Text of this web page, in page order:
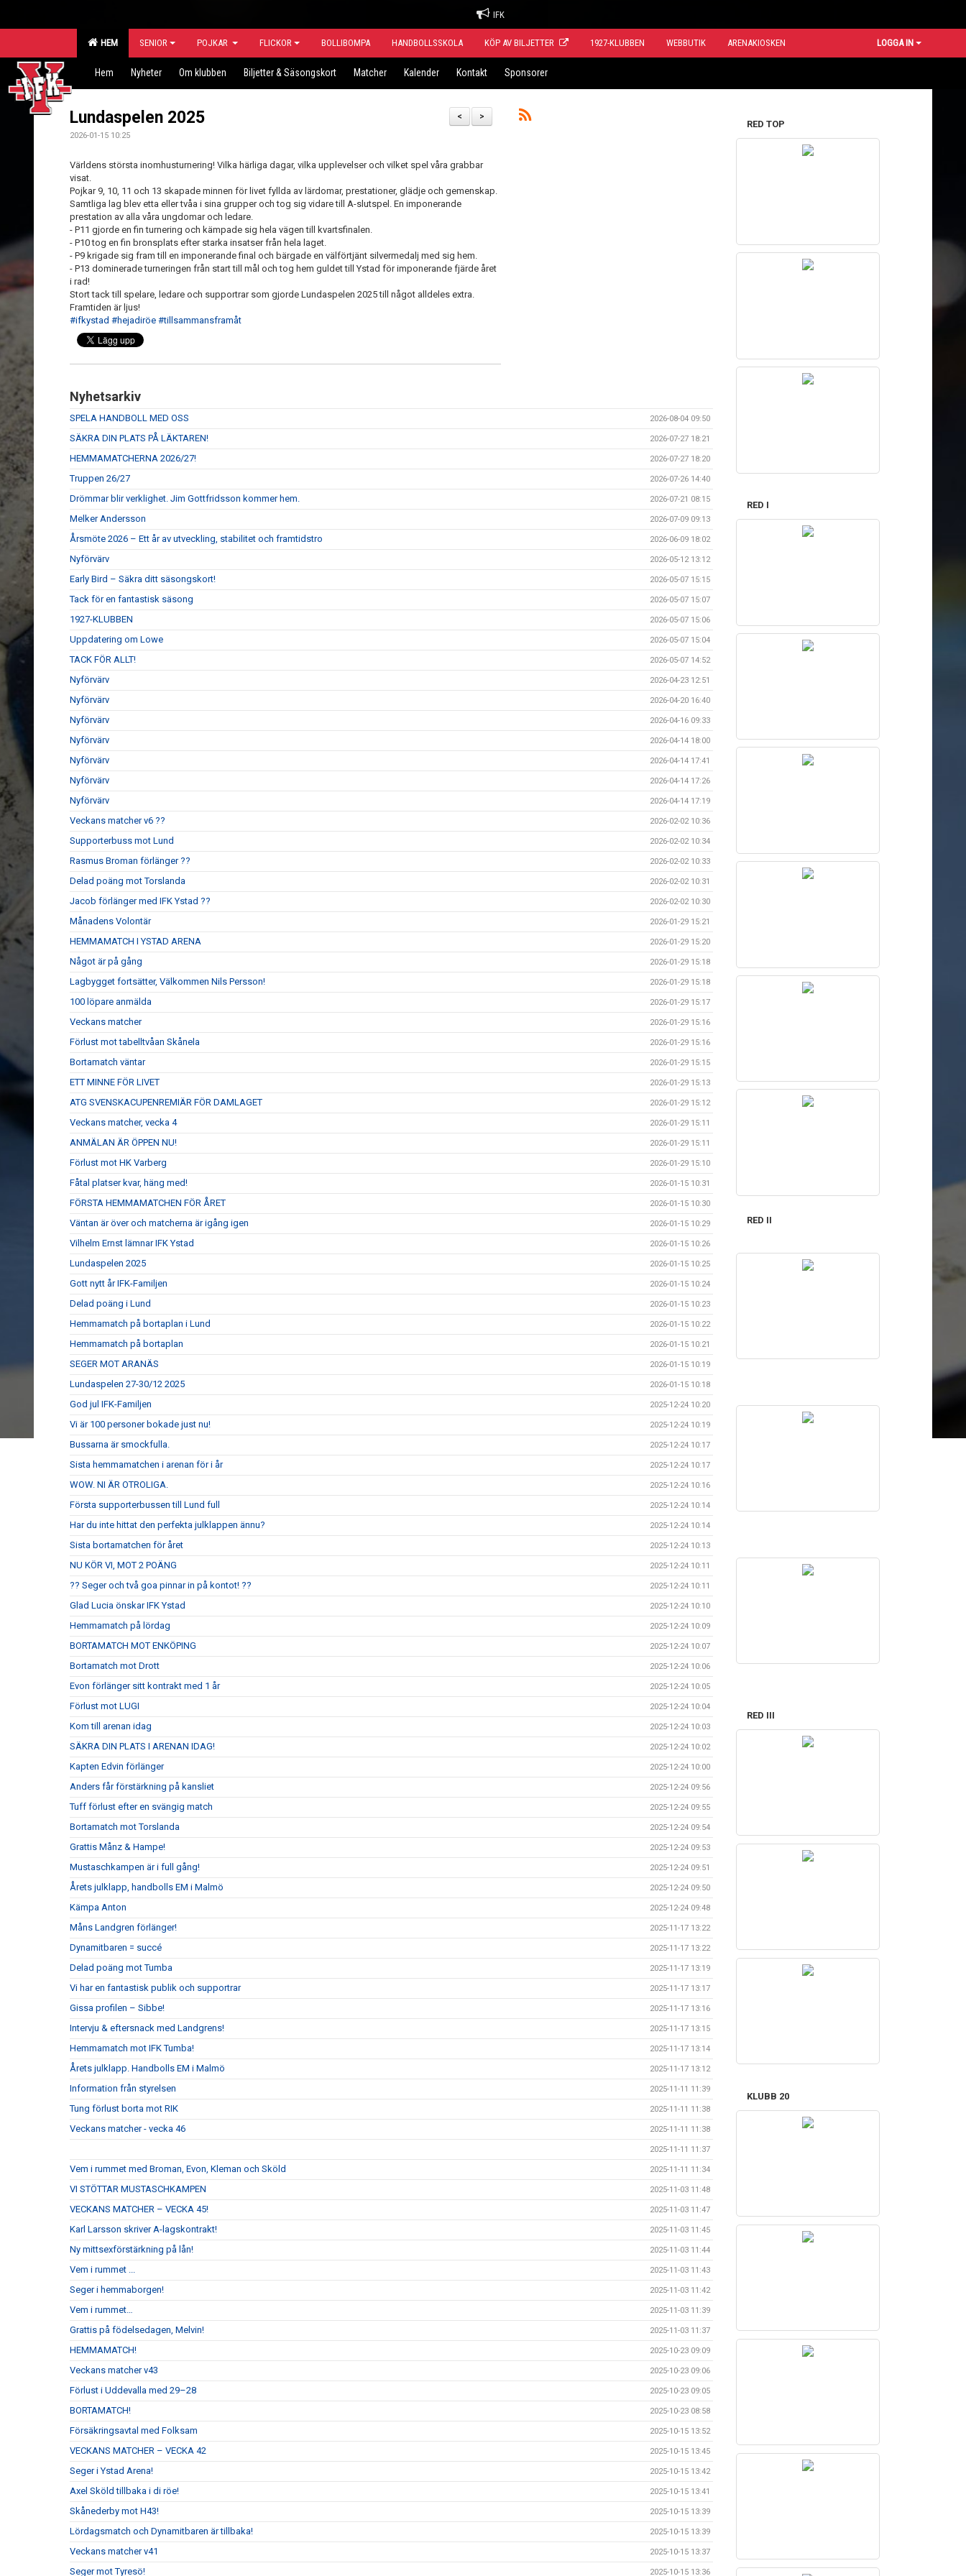
IFK
HEM SENIOR POJKAR FLICKOR BOLLIBOMPA HANDBOLLSSKOLA KÖP AV BILJETTER 1927-KLUBBEN WEBBUTIK ARENAKIOSKEN LOGGA IN
Hem Nyheter Om klubben Biljetter & Säsongskort Matcher Kalender Kontakt Sponsorer
>
<
Lundaspelen 2025
2026-01-15 10:25
Världens största inomhusturnering! Vilka härliga dagar, vilka upplevelser och vilket spel våra grabbar
visat.
Pojkar 9, 10, 11 och 13 skapade minnen för livet fyllda av lärdomar, prestationer, glädje och gemenskap.
Samtliga lag blev etta eller tvåa i sina grupper och tog sig vidare till A-slutspel. En imponerande
prestation av alla våra ungdomar och ledare.
- P11 gjorde en fin turnering och kämpade sig hela vägen till kvartsfinalen.
- P10 tog en fin bronsplats efter starka insatser från hela laget.
- P9 krigade sig fram till en imponerande final och bärgade en välförtjänt silvermedalj med sig hem.
- P13 dominerade turneringen från start till mål och tog hem guldet till Ystad för imponerande fjärde året
i rad!
Stort tack till spelare, ledare och supportrar som gjorde Lundaspelen 2025 till något alldeles extra.
Framtiden är ljus!
#ifkystad #hejadiröe #tillsammansframåt
Nyhetsarkiv
SPELA HANDBOLL MED OSS 2026-08-04 09:50
SÄKRA DIN PLATS PÅ LÄKTAREN! 2026-07-27 18:21
HEMMAMATCHERNA 2026/27! 2026-07-27 18:20
Truppen 26/27 2026-07-26 14:40
Drömmar blir verklighet. Jim Gottfridsson kommer hem. 2026-07-21 08:15
Melker Andersson 2026-07-09 09:13
Årsmöte 2026 – Ett år av utveckling, stabilitet och framtidstro 2026-06-09 18:02
Nyförvärv 2026-05-12 13:12
Early Bird – Säkra ditt säsongskort! 2026-05-07 15:15
Tack för en fantastisk säsong 2026-05-07 15:07
1927-KLUBBEN 2026-05-07 15:06
Uppdatering om Lowe 2026-05-07 15:04
TACK FÖR ALLT! 2026-05-07 14:52
Nyförvärv 2026-04-23 12:51
Nyförvärv 2026-04-20 16:40
Nyförvärv 2026-04-16 09:33
Nyförvärv 2026-04-14 18:00
Nyförvärv 2026-04-14 17:41
Nyförvärv 2026-04-14 17:26
Nyförvärv 2026-04-14 17:19
Veckans matcher v6 ?? 2026-02-02 10:36
Supporterbuss mot Lund 2026-02-02 10:34
Rasmus Broman förlänger ?? 2026-02-02 10:33
Delad poäng mot Torslanda 2026-02-02 10:31
Jacob förlänger med IFK Ystad ?? 2026-02-02 10:30
Månadens Volontär 2026-01-29 15:21
HEMMAMATCH I YSTAD ARENA 2026-01-29 15:20
Något är på gång 2026-01-29 15:18
Lagbygget fortsätter, Välkommen Nils Persson! 2026-01-29 15:18
100 löpare anmälda 2026-01-29 15:17
Veckans matcher 2026-01-29 15:16
Förlust mot tabelltvåan Skånela 2026-01-29 15:16
Bortamatch väntar 2026-01-29 15:15
ETT MINNE FÖR LIVET 2026-01-29 15:13
ATG SVENSKACUPENREMIÄR FÖR DAMLAGET 2026-01-29 15:12
Veckans matcher, vecka 4 2026-01-29 15:11
ANMÄLAN ÄR ÖPPEN NU! 2026-01-29 15:11
Förlust mot HK Varberg 2026-01-29 15:10
Fåtal platser kvar, häng med! 2026-01-15 10:31
FÖRSTA HEMMAMATCHEN FÖR ÅRET 2026-01-15 10:30
Väntan är över och matcherna är igång igen 2026-01-15 10:29
Vilhelm Ernst lämnar IFK Ystad 2026-01-15 10:26
Lundaspelen 2025 2026-01-15 10:25
Gott nytt år IFK-Familjen 2026-01-15 10:24
Delad poäng i Lund 2026-01-15 10:23
Hemmamatch på bortaplan i Lund 2026-01-15 10:22
Hemmamatch på bortaplan 2026-01-15 10:21
SEGER MOT ARANÄS 2026-01-15 10:19
Lundaspelen 27-30/12 2025 2026-01-15 10:18
God jul IFK-Familjen 2025-12-24 10:20
Vi är 100 personer bokade just nu! 2025-12-24 10:19
Bussarna är smockfulla. 2025-12-24 10:17
Sista hemmamatchen i arenan för i år 2025-12-24 10:17
WOW. NI ÄR OTROLIGA. 2025-12-24 10:16
Första supporterbussen till Lund full 2025-12-24 10:14
Har du inte hittat den perfekta julklappen ännu? 2025-12-24 10:14
Sista bortamatchen för året 2025-12-24 10:13
NU KÖR VI, MOT 2 POÄNG 2025-12-24 10:11
?? Seger och två goa pinnar in på kontot! ?? 2025-12-24 10:11
Glad Lucia önskar IFK Ystad 2025-12-24 10:10
Hemmamatch på lördag 2025-12-24 10:09
BORTAMATCH MOT ENKÖPING 2025-12-24 10:07
Bortamatch mot Drott 2025-12-24 10:06
Evon förlänger sitt kontrakt med 1 år 2025-12-24 10:05
Förlust mot LUGI 2025-12-24 10:04
Kom till arenan idag 2025-12-24 10:03
SÄKRA DIN PLATS I ARENAN IDAG! 2025-12-24 10:02
Kapten Edvin förlänger 2025-12-24 10:00
Anders får förstärkning på kansliet 2025-12-24 09:56
Tuff förlust efter en svängig match 2025-12-24 09:55
Bortamatch mot Torslanda 2025-12-24 09:54
Grattis Månz & Hampe! 2025-12-24 09:53
Mustaschkampen är i full gång! 2025-12-24 09:51
Årets julklapp, handbolls EM i Malmö 2025-12-24 09:50
Kämpa Anton 2025-12-24 09:48
Måns Landgren förlänger! 2025-11-17 13:22
Dynamitbaren = succé 2025-11-17 13:22
Delad poäng mot Tumba 2025-11-17 13:19
Vi har en fantastisk publik och supportrar 2025-11-17 13:17
Gissa profilen – Sibbe! 2025-11-17 13:16
Intervju & eftersnack med Landgrens! 2025-11-17 13:15
Hemmamatch mot IFK Tumba! 2025-11-17 13:14
Årets julklapp. Handbolls EM i Malmö 2025-11-17 13:12
Information från styrelsen 2025-11-11 11:39
Tung förlust borta mot RIK 2025-11-11 11:38
Veckans matcher - vecka 46 2025-11-11 11:38
2025-11-11 11:37
Vem i rummet med Broman, Evon, Kleman och Sköld 2025-11-11 11:34
VI STÖTTAR MUSTASCHKAMPEN 2025-11-03 11:48
VECKANS MATCHER – VECKA 45! 2025-11-03 11:47
Karl Larsson skriver A-lagskontrakt! 2025-11-03 11:45
Ny mittsexförstärkning på lån! 2025-11-03 11:44
Vem i rummet ... 2025-11-03 11:43
Seger i hemmaborgen! 2025-11-03 11:42
Vem i rummet… 2025-11-03 11:39
Grattis på födelsedagen, Melvin! 2025-11-03 11:37
HEMMAMATCH! 2025-10-23 09:09
Veckans matcher v43 2025-10-23 09:06
Förlust i Uddevalla med 29–28 2025-10-23 09:05
BORTAMATCH! 2025-10-23 08:58
Försäkringsavtal med Folksam 2025-10-15 13:52
VECKANS MATCHER – VECKA 42 2025-10-15 13:45
Seger i Ystad Arena! 2025-10-15 13:42
Axel Sköld tillbaka i di röe! 2025-10-15 13:41
Skånederby mot H43! 2025-10-15 13:39
Lördagsmatch och Dynamitbaren är tillbaka! 2025-10-15 13:39
Veckans matcher v41 2025-10-15 13:37
Seger mot Tyresö! 2025-10-15 13:36
RED TOP
RED I
RED II
RED III
KLUBB 20